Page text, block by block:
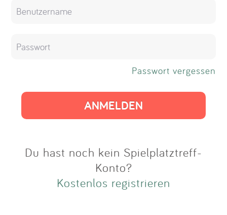
Impressum
Anmelden
Passwort vergessen
Du hast noch kein Spielplatztreff-
Konto?
Kostenlos registrieren